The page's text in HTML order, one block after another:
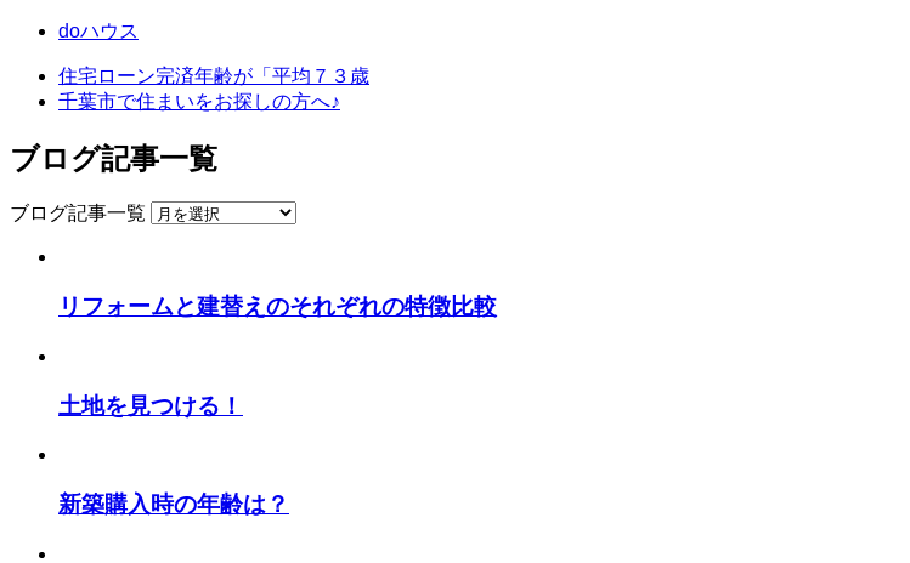
doハウス
住宅ローン完済年齢が「平均７３歳
千葉市で住まいをお探しの方へ♪
ブログ記事一覧
ブログ記事一覧
リフォームと建替えのそれぞれの特徴比較
土地を見つける！
新築購入時の年齢は？